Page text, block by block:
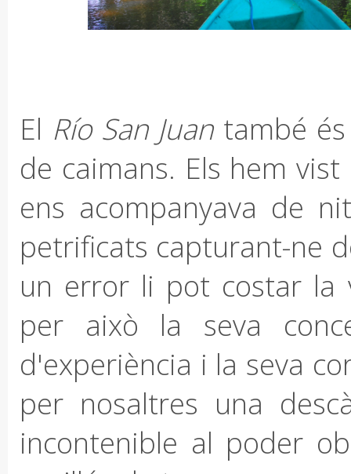
El Río San Juan també
de caimans. Els hem
ens acompanyava de
petrificats capturant-ne
un error li pot costar la
per això la seva
d'experiència i la seva
per nosaltres una
incontenible al poder